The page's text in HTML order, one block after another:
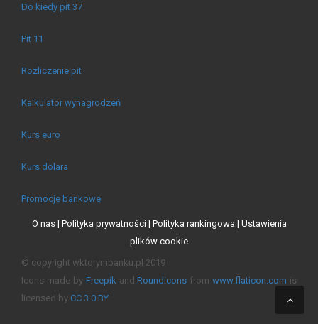
Do kiedy pit 37
Pit 11
Rozliczenie pit
Kalkulator wynagrodzeń
Kurs euro
Kurs dolara
Promocje bankowe
O nas | Polityka prywatności | Polityka rankingowa | Ustawienia
plików cookie
© copyright wktorymbanku.pl 2019
Icons made by Freepik and Roundicons fromwww.flaticon.com is
licensed by CC 3.0 BY